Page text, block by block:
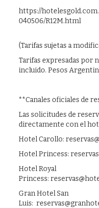
https://
040506/R12M.html
(Tarifas sujetas a
Tarifas expresadas por
incluido. Pesos
**Canales oficiales de
Las solicitudes de
directamente con el
Hotel Carollo:
Hotel Princess:
Hotel Royal
Princess:
Gran Hotel San
Luis: